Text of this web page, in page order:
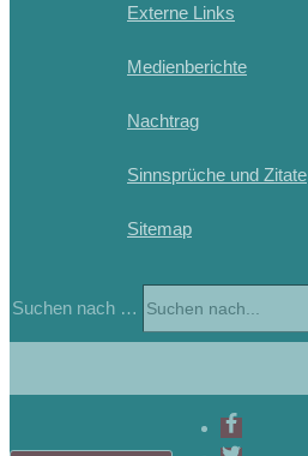
Externe Links
Medienberichte
Nachtrag
Sinnsprüche und Zitate
Sitemap
Suchen nach …